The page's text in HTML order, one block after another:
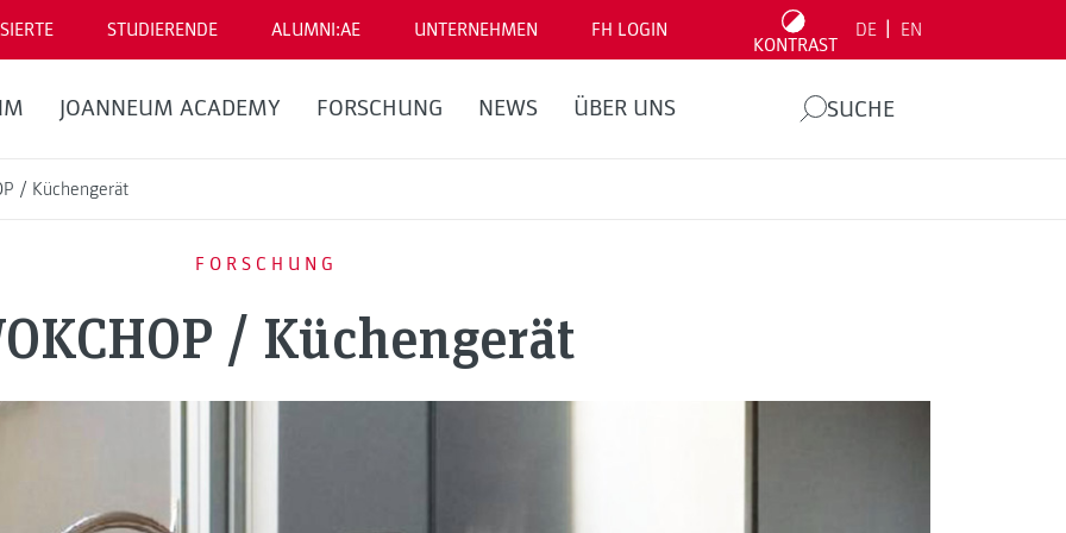
STUDIERENDE ALUMNI:AE UNTERNEHMEN FH LOGIN
KONTRAST
DE EN
JOANNEUM ACADEMY FORSCHUNG NEWS ÜBER UNS SUCHE
/ Küchengerät
FORSCHUNG
/ Küchengerät